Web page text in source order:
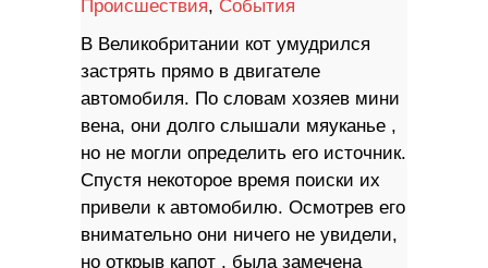
Происшествия, События
В Великобритании кот умудрился
застрять прямо в двигателе
автомобиля. По словам хозяев мини
вена, они долго слышали мяуканье ,
но не могли определить его источник.
Спустя некоторое время поиски их
привели к автомобилю. Осмотрев его
внимательно они ничего не увидели,
но открыв капот , была замечена